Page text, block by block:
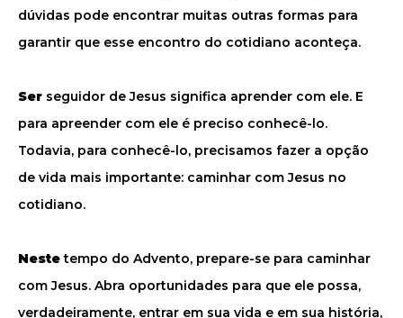
dúvidas pode encontrar muitas outras formas para
garantir que esse encontro do cotidiano aconteça.
Ser seguidor de Jesus significa aprender com ele. E
para apreender com ele é preciso conhecê-lo.
Todavia, para conhecê-lo, precisamos fazer a opção
de vida mais importante: caminhar com Jesus no
cotidiano.
Nestetempo do Advento, prepare-se para caminhar
com Jesus. Abra oportunidades para que ele possa,
verdadeiramente, entrar em sua vida e em sua história,